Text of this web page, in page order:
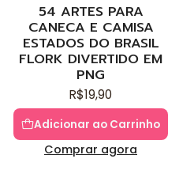
54 ARTES PARA
CANECA E CAMISA
ESTADOS DO BRASIL
FLORK DIVERTIDO EM
PNG
R$19,90
Adicionar ao Carrinho
Comprar agora